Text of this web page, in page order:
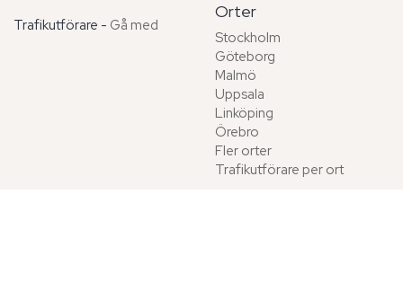
Trafikutförare - Gå med
Orter
Stockholm
Göteborg
Malmö
Uppsala
Linköping
Örebro
Fler orter
Trafikutförare per ort